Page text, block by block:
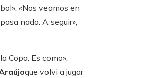
«Nos veamos en
nada. A seguir»,
Copa. Es como»,
que volvi a jugar